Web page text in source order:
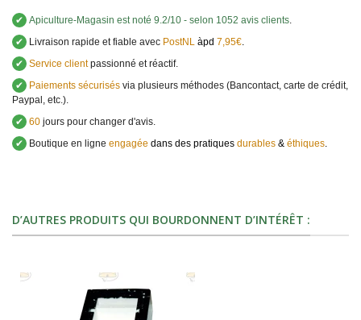
✔ Apiculture-Magasin est noté 9.2/10 - selon 1052 avis clients
✔
Livraison rapide et fiable avec PostNL àpd 7,95€
✔ Service clientpassionné et réactif.
✔
Paiements sécurisés via plusieurs méthodes (Bancontact, carte de crédit,
Paypal, etc.).
✔ 60 jours pour changer d'avis.
✔
Boutique en ligne engagée dans des pratiques durables & éthiques
D’AUTRES PRODUITS QUI BOURDONNENT D’INTÉRÊT :